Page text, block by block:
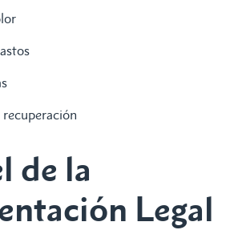
de la
Legal